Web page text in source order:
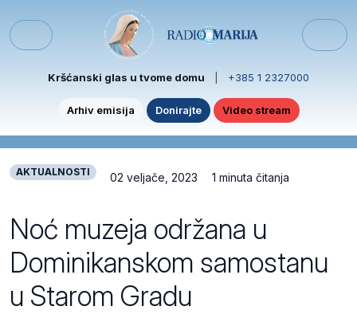
Menu
Kršćanski glas u tvome domu +385 1 2327000
Arhiv emisija Donirajte Video stream
AKTUALNOSTI 02 veljače, 2023 1 minuta čitanja
Noć muzeja održana u
Dominikanskom samostanu
u Starom Gradu